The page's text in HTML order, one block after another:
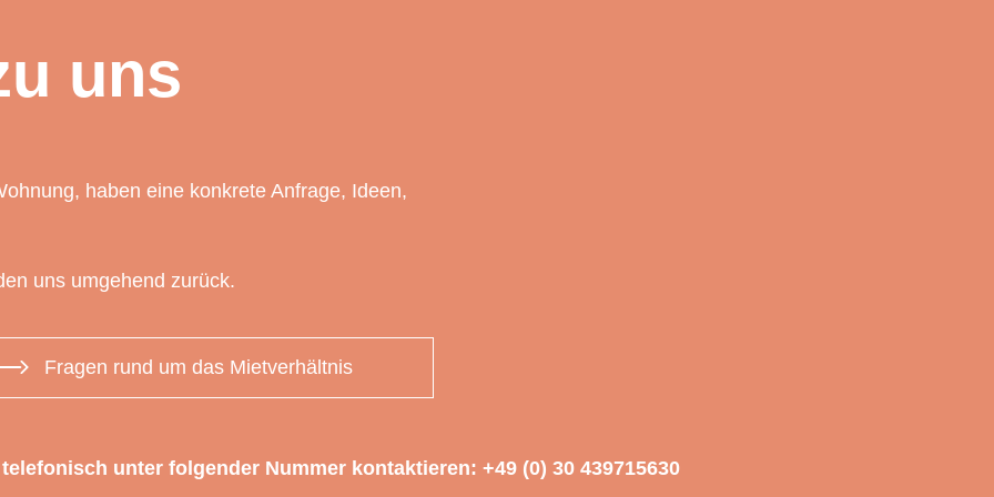
uns
haben eine konkrete Anfrage, Ideen,
uns umgehend zurück.
Fragen rund um das Mietverhältnis
unter folgender Nummer kontaktieren: +49 (0) 30 439715630